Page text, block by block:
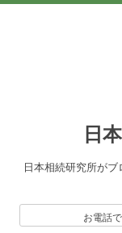
日
日本相続研究所が
お電話